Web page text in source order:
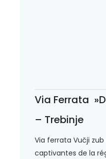
Via Ferrata
– Trebinje
Via ferrata Vučji
captivantes de la